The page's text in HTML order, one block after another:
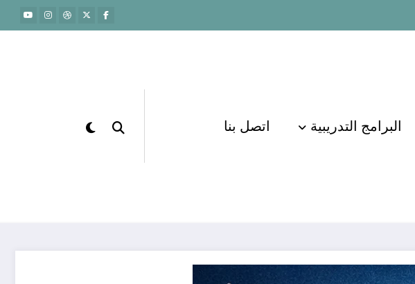
البرامج التدريبية اتصل بنا
أهمية التعليم الخصوصي في الفيزياء ودوره في تعزيز مستوى الطلاب في